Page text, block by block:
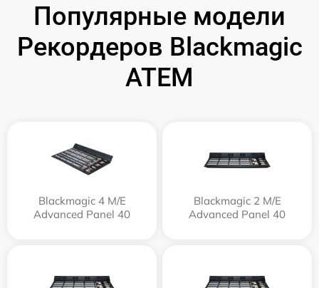
Популярные модели
Рекордеров Blackmagic
ATEM
Blackmagic 4 M/E
Advanced Panel 40
Blackmagic 2 M/E
Advanced Panel 40